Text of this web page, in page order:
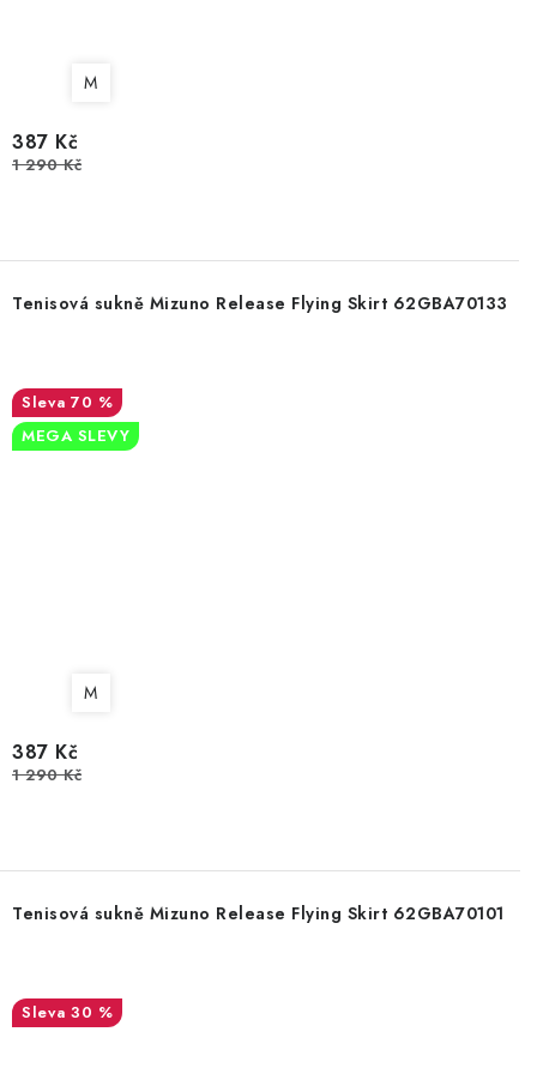
M
387 Kč
1 290 Kč
Tenisová sukně Mizuno Release Flying Skirt 62GBA70133
70 %
MEGA SLEVY
M
387 Kč
1 290 Kč
Tenisová sukně Mizuno Release Flying Skirt 62GBA70101
30 %